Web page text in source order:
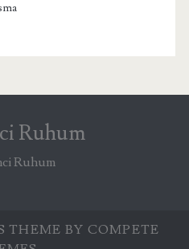
Ruhum
Ruhum
THEME BY COMPETE